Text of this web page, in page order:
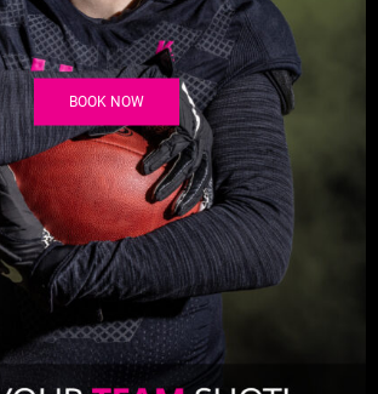
BOOK NOW